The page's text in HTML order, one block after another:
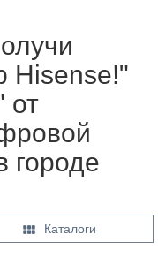
Hisense!"
от
городе
 Каталоги